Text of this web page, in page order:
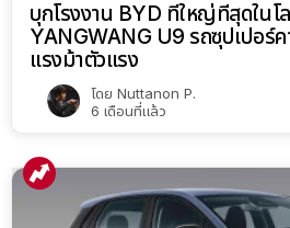
บุกโรงงาน BYD ที่ใหญ่ที่สุดใน
YANGWANG U9 รถซุปเปอร์
แรงม้าตัวแรง
โดย Nuttanon P.
6 เดือนที่แล้ว